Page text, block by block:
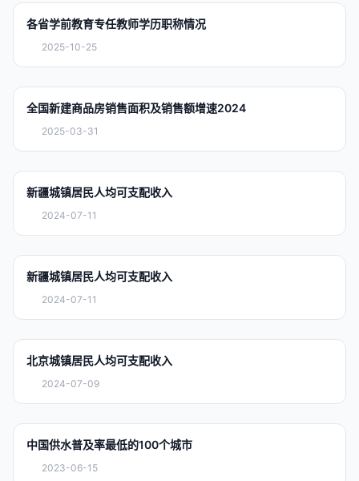
各省学前教育专任教师学历职称情况
2025-10-25
全国新建商品房销售面积及销售额增速2024
2025-03-31
新疆城镇居民人均可支配收入
2024-07-11
新疆城镇居民人均可支配收入
2024-07-11
北京城镇居民人均可支配收入
2024-07-09
中国供水普及率最低的100个城市
2023-06-15